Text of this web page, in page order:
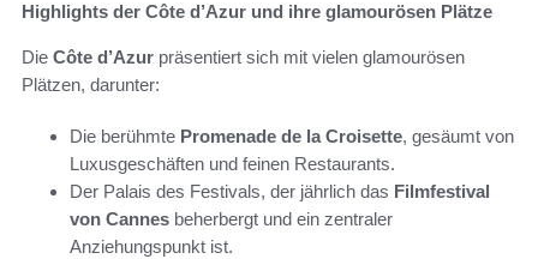
Highlights der Côte d’Azur und ihre glamourösen Plätze
Die Côte d’Azur präsentiert sich mit vielen glamourösen
Plätzen, darunter:
Die berühmte Promenade de la Croisette, gesäumt von
Luxusgeschäften und feinen Restaurants.
Der Palais des Festivals, der jährlich das Filmfestival
von Cannes beherbergt und ein zentraler
Anziehungspunkt ist.